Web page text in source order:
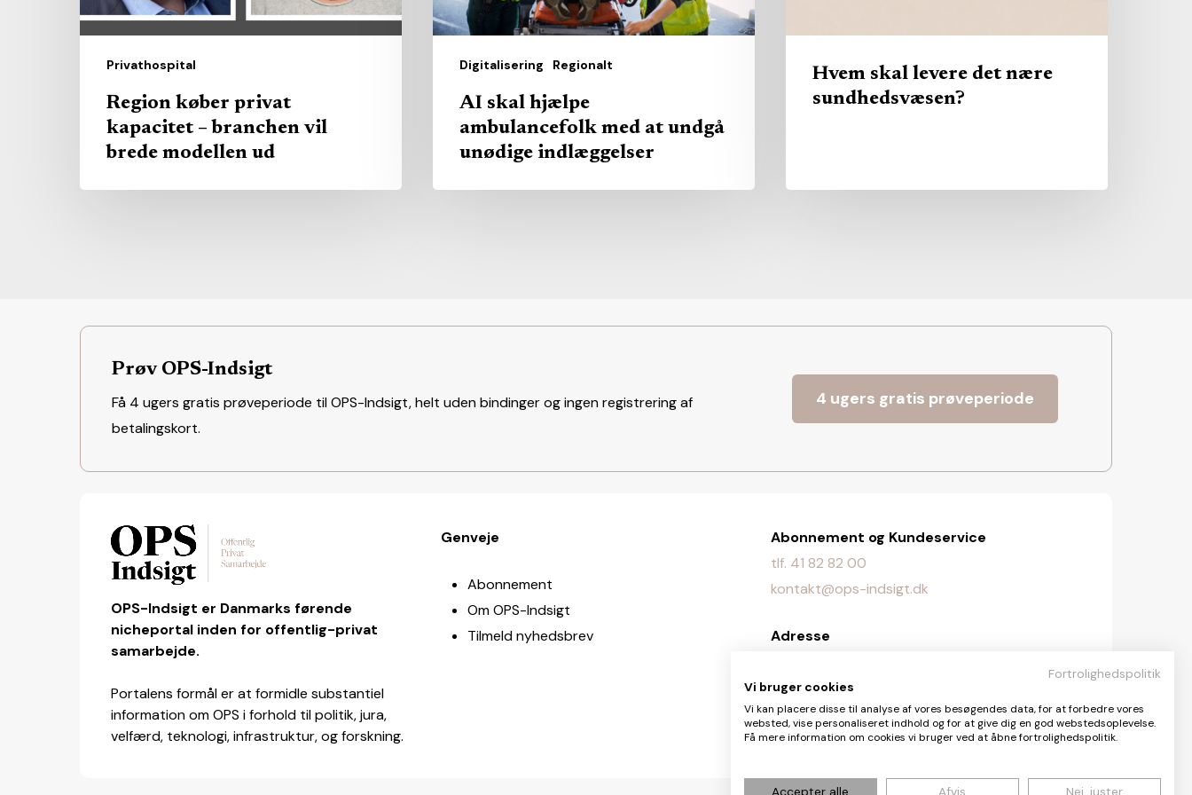
Privathospital
brede
modellen
Region køber privat
kapacitet – branchen vil
brede modellen ud
Digitalisering Regionalt
unødige
indlæggelser
AI skal hjælpe
ambulancefolk med at undgå
unødige indlæggelser
Hvem skal levere det nære
sundhedsvæsen?
Prøv OPS-Indsigt
Få 4 ugers gratis prøveperiode til OPS-Indsigt, helt uden bindinger og ingen registrering af
betalingskort.
4 ugers gratis prøveperiode
OPS-Indsigt er Danmarks førende
nicheportal inden for offentlig-privat
samarbejde.
Portalens formål er at formidle substantiel
information om OPS i forhold til politik, jura,
velfærd, teknologi, infrastruktur, og forskning.
Genveje
Abonnement
Om OPS-Indsigt
Tilmeld nyhedsbrev
Abonnement og Kundeservice
tlf. 41 82 82 00
kontakt@ops-indsigt.dk
Adresse
Redaktionen
redaktionen@ops-indsigt.dk
Fortrolighedspolitik
Vi bruger cookies
Vi kan placere disse til analyse af vores besøgendes data, for at forbedre vores
websted, vise personaliseret indhold og for at give dig en god webstedsoplevelse.
Få mere information om cookies vi bruger ved at åbne fortrolighedspolitik.
Accepter alle Afvis Nej, juster